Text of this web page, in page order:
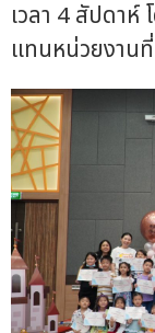
เวลา 4 สัปดา
แทนหน่วยงาน